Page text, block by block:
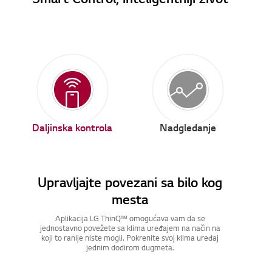
Daljinska kontrola Nadgledanje
Upravljajte povezani sa bilo kog
mesta
Aplikacija LG ThinQ™ omogućava vam da se
jednostavno povežete sa klima uređajem na način na
koji to ranije niste mogli. Pokrenite svoj klima uređaj
jednim dodirom dugmeta.